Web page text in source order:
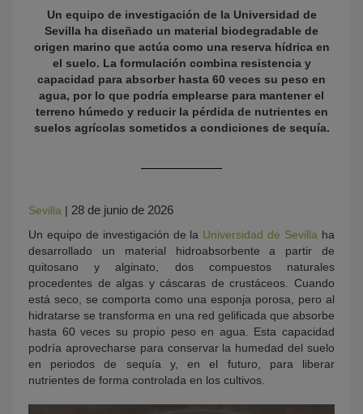
Un equipo de investigación de la Universidad de
Sevilla ha diseñado un material biodegradable de
origen marino que actúa como una reserva hídrica en
el suelo. La formulación combina resistencia y
capacidad para absorber hasta 60 veces su peso en
agua, por lo que podría emplearse para mantener el
terreno húmedo y reducir la pérdida de nutrientes en
suelos agrícolas sometidos a condiciones de sequía.
Sevilla | 28 de junio de 2026
Un equipo de investigación de la Universidad de Sevilla ha
desarrollado un material hidroabsorbente a partir de
quitosano y alginato, dos compuestos naturales
procedentes de algas y cáscaras de crustáceos. Cuando
está seco, se comporta como una esponja porosa, pero al
hidratarse se transforma en una red gelificada que absorbe
hasta 60 veces su propio peso en agua. Esta capacidad
podría aprovecharse para conservar la humedad del suelo
en periodos de sequía y, en el futuro, para liberar
nutrientes de forma controlada en los cultivos.